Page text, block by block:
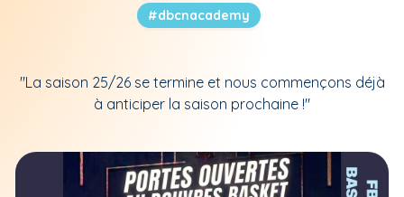
#dbcnacademy
"La saison 25/26 se termine et nous commençons déjà
à anticiper la saison prochaine !"